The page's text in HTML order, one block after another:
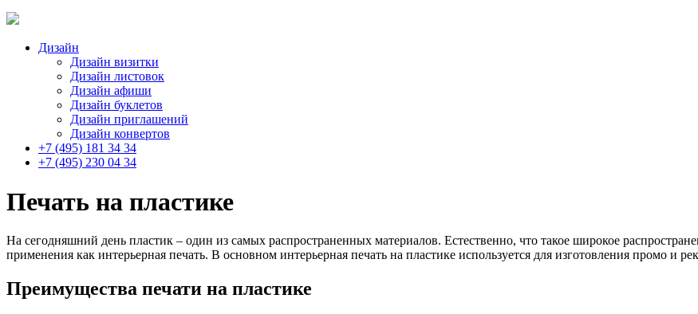
Дизайн
Дизайн визитки
Дизайн листовок
Дизайн афиши
Дизайн буклетов
Дизайн приглашений
Дизайн конвертов
+7 (495) 181 34 34
+7 (495) 230 04 34
Печать на пластике
На сегодняшний день пластик – один из самых распространенных материалов. Естественно, что такое широкое
применения как интерьерная печать. В основном интерьерная печать на пластике используется для изготовления промо и
Преимущества печати на пластике